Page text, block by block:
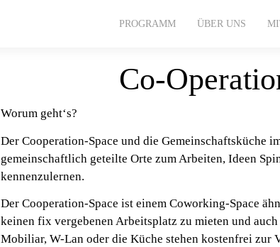
PROGRAMM ÜBER UNS
Co-
Worum geht‘s?
Der Cooperation-Space und die Gemeinschaftsküche
gemeinschaftlich geteilte Orte zum Arbeiten, Ideen
kennenzulernen.
Der Cooperation-Space ist einem Coworking-Space
keinen fix vergebenen Arbeitsplatz zu mieten und
Mobiliar, W-Lan oder die Küche stehen kostenfrei zur